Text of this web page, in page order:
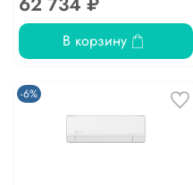
В корзину
-6%